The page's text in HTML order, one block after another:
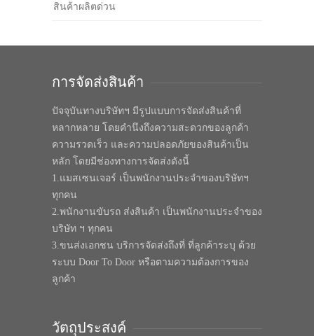
สินค้าผลิตด่วน
การจัดส่งสินค้า
ปัจจุบันทางบริษัทฯ มีรูปแบบการจัดส่งสินค้าที่
หลากหลาย โดยคำนึงถึงความสะดวกของลูกค้า
ความรวดเร็ว และความปลอดภัยของสินค้าเป็น
หลัก โดยมีช่องทางการจัดส่งดังนี้
1.แมสเซนเจอร์ เป็นพนักงานประจำของบริษัทฯ
ทุกคน
2.พนักงานขับรถ ส่งสินค้า เป็นพนักงานประจำของ
บริษัท ฯ ทุกคน
3.ขนส่งเอกชน บริการจัดส่งถึงที่ ที่ลูกค้าระบุ ด้วย
ระบบ Door To Door หรือตามความต้องการของ
ลูกค้า
วัตถุประสงค์